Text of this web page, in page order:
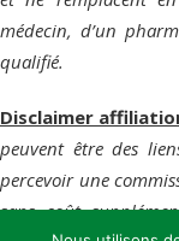
médecin, d’un
qualifié.
Disclaimer
peuvent être des
percevoir une
sans coût